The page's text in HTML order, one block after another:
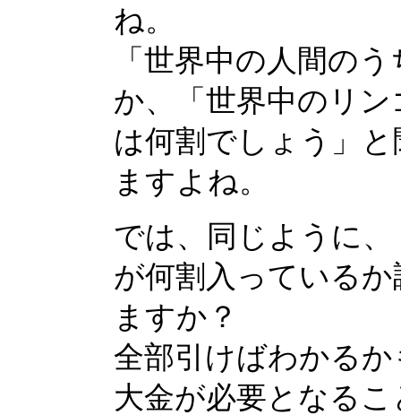
ね。
「世界中の人間の
か、「世界中のリ
は何割でしょう」
ますよね。
では、同じように
が何割入っている
ますか？
全部引けばわかる
大金が必要となる